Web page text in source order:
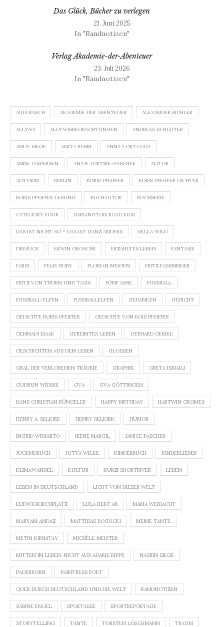
Das Glück, Bücher zu verlegen
21. Juni 2025
In "Randnotizen"
Verlag Akademie-der-Abenteuer
23. Juli 2026
In "Randnotizen"
AIGA RASCH AKADEMIE DER ABENTEUER ALEXANDER BICHLER
ALLTAG ALLTAGSBEOBACHTUNGEN ANDREAS SCHLÜTER
ANDY SIEGE ANITA REHM ANNA TORTAJADA
ANNE JASPERSEN ANTJE JORTZIK-PASCHEK AUTOR
AUTORIN BERLIN BORIS PFEIFFER BORIS PFEIFFER DICHTER
BORIS PFEIFFER LESUNG BUCHAUTOR BUCHSERIE
CATEGORY FOUR DARLINGTON ROAD KIDS
DAS IST NICHT SO – DAS IST GANZ ANDERS DELLA WILD
DRDJUCK ERWIN GROSCHE ERZÄHLTES LEBEN FANTASIE
FARSI FELIX HUBY FLORIAN MEIGEN FRITZ FASSBINDER
FRITZ VON THURN UND TAXIS FÜNF ASSE FUSSBALL
FUSSBALL-ELFEN FUSSBALLELFEN GEDANKEN GEDICHT
GEDICHTE BORIS PFEIFFER GEDICHTE VON BOIS PFEIFFER
GENNADI ISAAK GEREIMTES LEBEN GERHARD GEMKE
GESCHICHTEN AUS DEM LEBEN GLOSSEN
GRAL DER VERLORENEN TRÄUME GRAPHIK GRETA ISMAILI
GUDRUN WIEBKE GVA GVA GÖTTINGEN
HANS CHRISTIAN RÜNGELER HAPPY BIRTHDAY HARTWIN GROMES
HENRY A. SELKIRK HENRY SELKIRK HUMOR
INGRID WIDIARTO IRENE MARGIL JANICE PASCHEK
JUGENDBUCH JUTTA WILKE KINDERBUCH KINDERLIEDER
KLIMAWANDEL KULTUR KURZI SHORTRIVER LEBEN
LEBEN IN DEUTSCHLAND LICHT VON DIESER WELT
LUDWIGKIRCHPLATZ LULA HEBT AB MAMA WEIHACHT
MARYAM ANDAZ MATTHIAS BOGUCKI MEINE TANTE
METIN KIRIMTAY MICHÈLE MEISTER
MITTEN IM LEBEN. NICHT AUS ADAMS RIPPE NASRIN SIEGE
PADERBORN PAINTRESS POET
QUER DURCH DEUTSCHLAND UND DIE WELT RANDNOTIZEN
SABINE ENGEL SPORTASSE SPORTREPORTAGE
STORYTELLING TANTE TORSTEN LÖSCHMANN TRAUM